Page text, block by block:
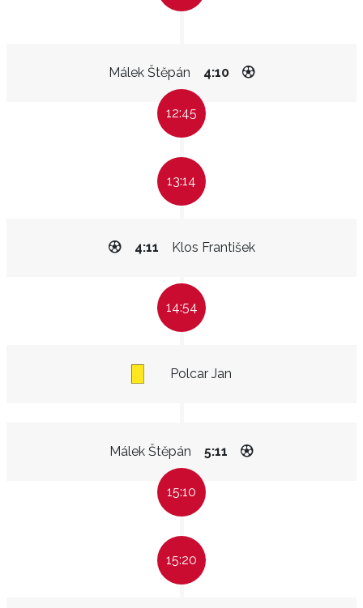
Málek Štěpán 4:10
12:45
13:14
Klos František
4:11
14:54
Polcar Jan
Málek Štěpán 5:11
15:10
15:20